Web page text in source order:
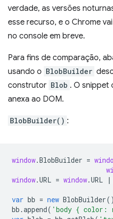
verdade, as versões
esse recurso, e o Chrome
no console em breve.
Para fins de comparação,
usando o BlobBuilder
construtor Blob . O snippet
anexa ao DOM.
BlobBuilder() :
window.BlobBuilder =
window.URL = window.URL
var bb = new BlobBuilder
bb .append( 'body { color: